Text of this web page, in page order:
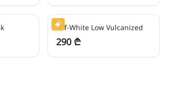
72₾/თვეში
Off-White Low Vulcanized
290 ₾